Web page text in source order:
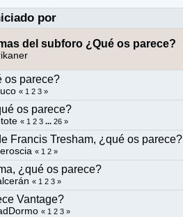
por
del subforo ¿Qué os parece?
os parece?
« 1 2 3 »
os parece?
« 1 2 3 ...26 »
Francis Tresham, ¿qué os parece?
« 1 2 »
¿qué os parece?
« 1 2 3 »
Vantage?
« 1 2 3 »